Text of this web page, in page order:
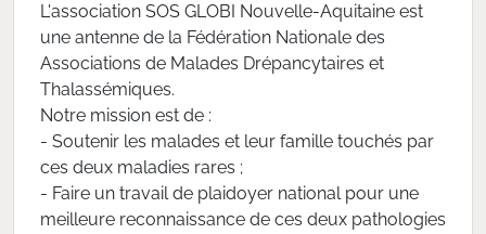
L'association SOS GLOBI Nouvelle-Aquitaine est
une antenne de la Fédération Nationale des
Associations de Malades Drépancytaires et
Thalassémiques.
Notre mission est de :
- Soutenir les malades et leur famille touchés par
ces deux maladies rares ;
- Faire un travail de plaidoyer national pour une
meilleure reconnaissance de ces deux pathologies